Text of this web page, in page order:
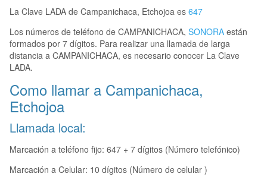
La Clave LADA de Campanichaca, Etchojoa es 647
Los números de teléfono de CAMPANICHACA, SONORA están
formados por 7 dígitos. Para realizar una llamada de larga
distancia a CAMPANICHACA, es necesario conocer La Clave
LADA.
Como llamar a Campanichaca,
Etchojoa
Llamada local:
Marcación a teléfono fijo: 647 + 7 dígitos (Número telefónico)
Marcación a Celular: 10 dígitos (Número de celular )